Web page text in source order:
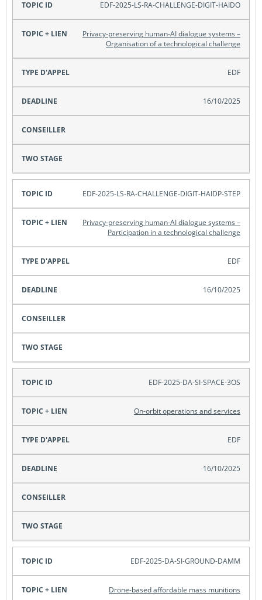
EDF-2025-LS-RA-CHALLENGE-DIGIT-HAIDO
Privacy-preserving human-AI dialogue systems –
Organisation of a technological challenge
EDF
16/10/2025
EDF-2025-LS-RA-CHALLENGE-DIGIT-HAIDP-STEP
Privacy-preserving human-AI dialogue systems –
Participation in a technological challenge
EDF
16/10/2025
EDF-2025-DA-SI-SPACE-3OS
On-orbit operations and services
EDF
16/10/2025
EDF-2025-DA-SI-GROUND-DAMM
Drone-based affordable mass munitions